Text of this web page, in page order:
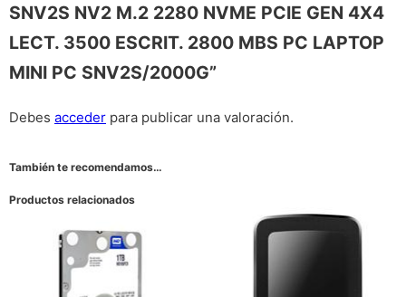
SNV2S NV2 M.2 2280 NVME PCIE GEN 4X4
LECT. 3500 ESCRIT. 2800 MBS PC LAPTOP
MINI PC SNV2S/2000G”
Debes acceder para publicar una valoración.
También te recomendamos…
Productos relacionados